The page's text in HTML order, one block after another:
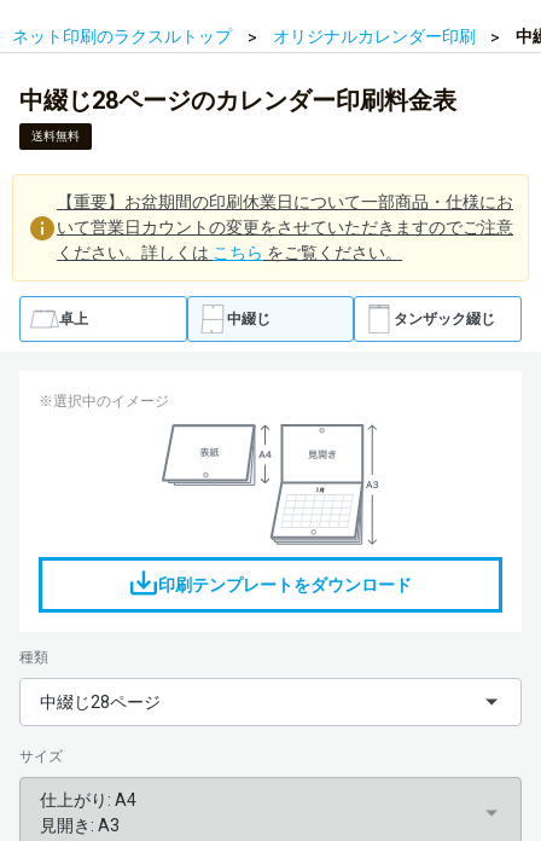
ネット印刷のラクスルトップ オリジナルカレンダー印刷 中
中綴じ28ページのカレンダー印刷料金表
送料無料
【重要】お盆期間の印刷休業日について一部商品・仕様にお
いて営業日カウントの変更をさせていただきますのでご注意
ください。詳しくは こちら をご覧ください。
卓上 中綴じ タンザック綴じ
※選択中のイメージ
印刷テンプレートをダウンロード
種類
中綴じ28ページ
サイズ
仕上がり: A4
見開き: A3